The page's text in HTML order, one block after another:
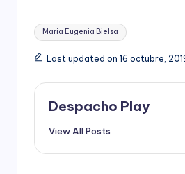
Tags:
María Eugenia Bielsa
Last updated on 16 octubre,
Despacho Play
View All Posts